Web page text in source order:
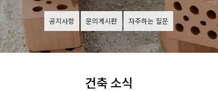
공지사항 문의게시판 자주하는 질문
건축 소식